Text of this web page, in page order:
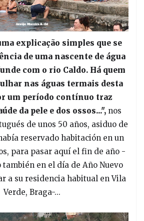
explicação simples que se
de uma nascente de água
com o rio Caldo. Há quem
nas águas termais desta
um período contínuo traz
da pele e dos ossos...",nos
de unos 50 años, asiduo de
reservado habitación en un
para pasar aquí el fin de año -
en el día de Año Nuevo
a su residencia habitual en Vila
Verde, Braga-...